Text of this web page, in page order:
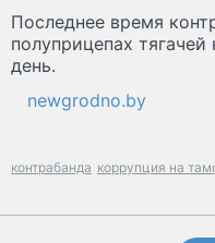
Последнее время
полуприцепах
день.
newgrodno.by
контрабанда коррупция на